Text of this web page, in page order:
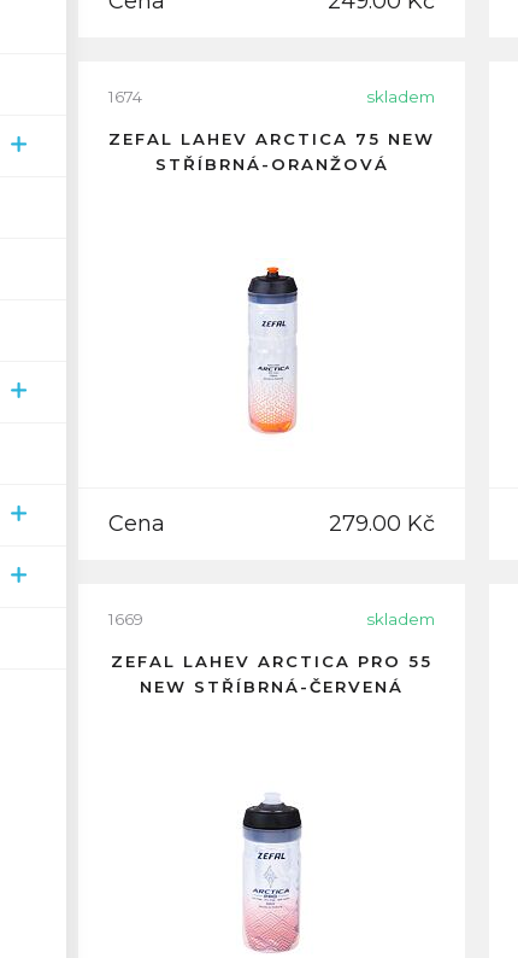
1674 skladem
ZEFAL LAHEV ARCTICA 75 NEW
STŘÍBRNÁ-ORANŽOVÁ
Cena 279.00 Kč
1669 skladem
ZEFAL LAHEV ARCTICA PRO 55
NEW STŘÍBRNÁ-ČERVENÁ